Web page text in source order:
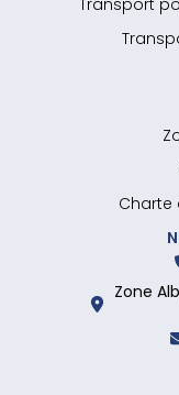
Transport
Charte
Zone